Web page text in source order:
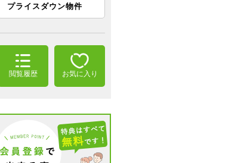
プライスダウン物件
閲覧履歴 お気に入り